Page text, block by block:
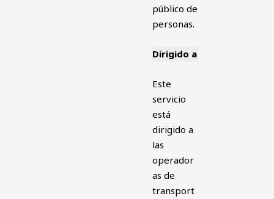
público de
personas.
Dirigido a
Este
servicio
está
dirigido a
las
operador
as de
transport